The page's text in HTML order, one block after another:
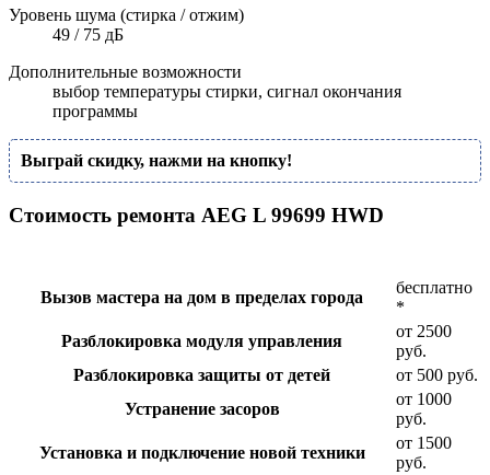
Уровень шума (стирка / отжим)
49 / 75 дБ
Дополнительные возможности
выбор температуры стирки, сигнал окончания
программы
Выграй скидку, нажми на кнопку!
Стоимость ремонта AEG L 99699 HWD
Вызов мастера на дом в пределах города
бесплатно
*
Разблокировка модуля управления
от 2500
руб.
Разблокировка защиты от детей
от 500 руб.
Устранение засоров
от 1000
руб.
Установка и подключение новой техники
от 1500
руб.